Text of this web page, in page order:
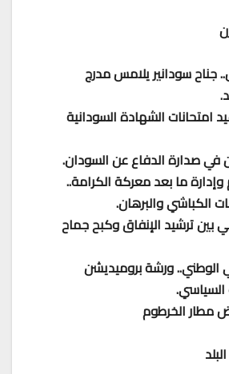
جناح سودانير يلامس مدرج
امتحانات الشهادة السودانية
في صدارة الدفاع عن السودان.
ما بعد معركة الكرامة..
الكباشي والبرهان.
بين ترشيد الإنفاق وكبح جماح
2 الوعي الوطني.. ورشة بروميديشن
مطار الخرطوم